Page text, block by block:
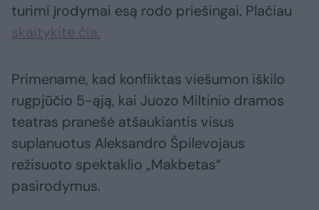
turimi įrodymai esą rodo priešingai. Plačiau
skaitykite čia.
Primename, kad konfliktas viešumon iškilo
rugpjūčio 5-ąją, kai Juozo Miltinio dramos
teatras pranešė atšaukiantis visus
suplanuotus Aleksandro Špilevojaus
režisuoto spektaklio „Makbetas“
pasirodymus.